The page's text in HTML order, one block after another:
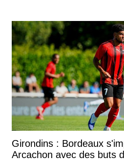
Girondins : Bordeaux
Arcachon avec des buts